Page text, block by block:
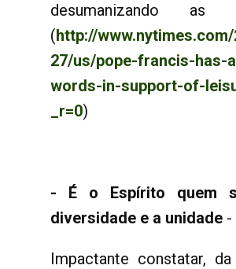
desumanizando as
(http://
27/us/pope-francis-has-
words-in-support-of-
_r=0)
- É o Espírito quem
diversidade e a unidade -
Impactante constatar,